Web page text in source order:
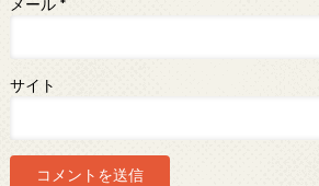
メール *
サイト